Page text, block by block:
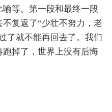
等。第一段和最终一段
复返了“少壮不努力，老
了就不能再回去了。我们
掉了，世界上没有后悔